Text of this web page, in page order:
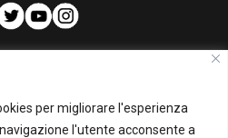
per migliorare l'esperienza
l'utente acconsente a
PUBBLICITA'
la tua pubblicità su questo Blog:
pubblicita@beppegrillo.it